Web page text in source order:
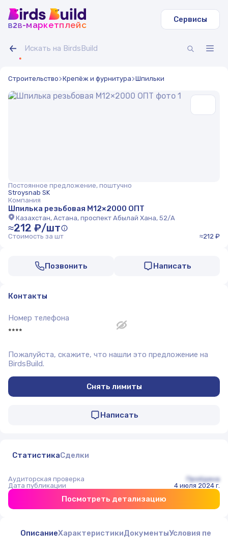
b2b-маркетплейс
Сервисы
Строительство Крепёж и фурнитура Шпильки
Постоянное предложение, поштучно
Stroysnab SK
Компания
Шпилька резьбовая М12×2000 ОПТ
Казахстан, Астана, проспект Абылай Хана, 52/А
≈212 ₽/шт
Стоимость за шт ≈212 ₽
Позвонить Написать
Контакты
Номер телефона
****
Пожалуйста, скажите, что нашли это предложение на
BirdsBuild.
Снять лимиты
Написать
СтатистикаСделки
Аудиторская проверка
Пройдена
Дата публикации
4 июля 2024 г.
Посмотреть детализацию
ОписаниеХарактеристикиДокументыУсловия